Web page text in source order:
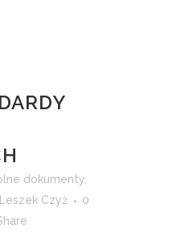
dokumenty,
Leszek Czyż
0